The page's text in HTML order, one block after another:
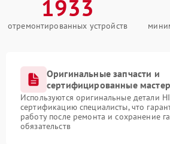
1933
отремонтированных устройств
Оригинальные запчасти и
сертифицированные
Используются оригинальные детали
сертификацию специалисты, что
работу после ремонта и сохранение
обязательств